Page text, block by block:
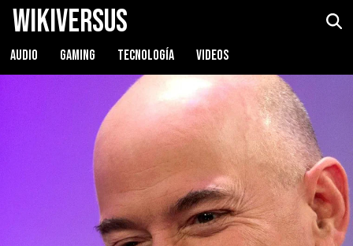
WikiVersus
AUDIO GAMING TECNOLOGÍA VIDEOS